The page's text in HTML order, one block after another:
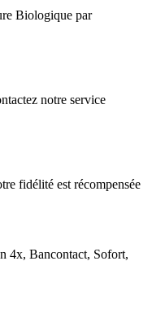
Biologique par
notre service
fidélité est récompensée
4x, Bancontact, Sofort,